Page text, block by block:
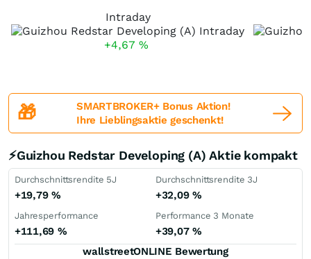
Intraday
+4,67 %
🎁
SMARTBROKER+ Bonus Aktion!
Ihre Lieblingsaktie geschenkt!
⚡Guizhou Redstar Developing (A) Aktie kompakt
Durchschnittsrendite 5J
+19,79 %
Durchschnittsrendite 3J
+32,09 %
Jahresperformance
+111,69 %
Performance 3 Monate
+39,07 %
wallstreetONLINE Bewertung